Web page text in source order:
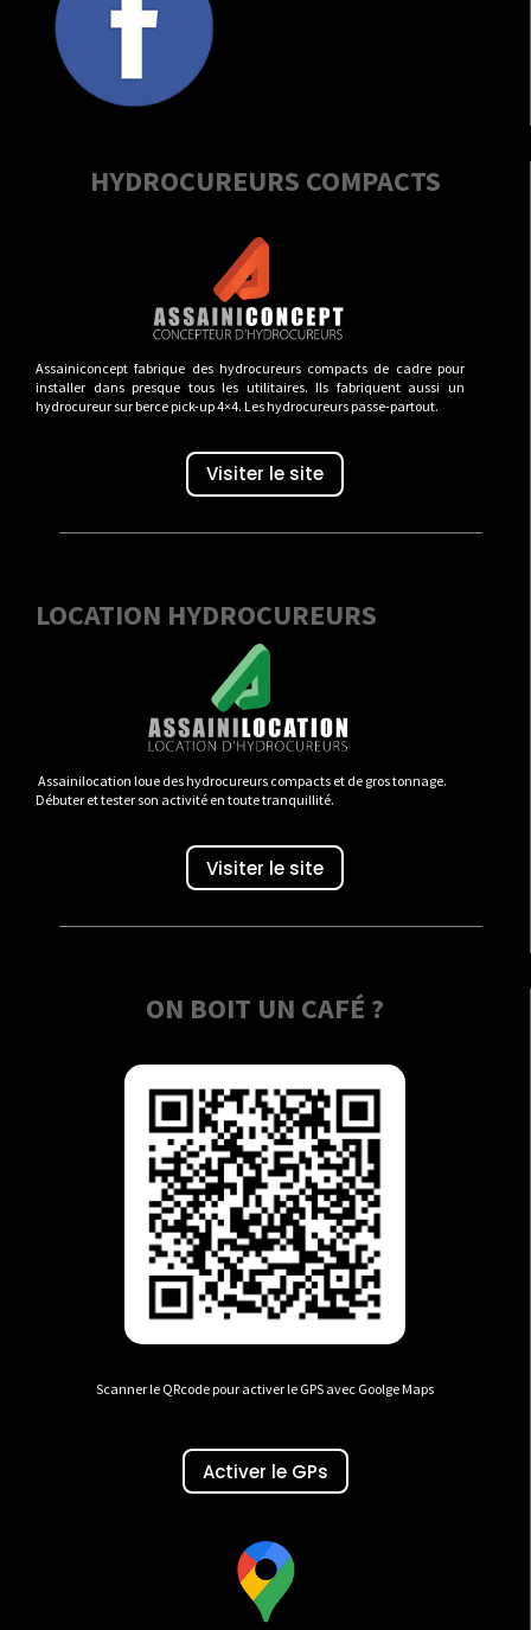
HYDROCUREURS COMPACTS
Assainiconcept fabrique des hydrocureurs compacts de cadre pour
installer dans presque tous les utilitaires. Ils fabriquent aussi un
hydrocureur sur berce pick-up 4×4. Les hydrocureurs passe-partout.
Visiter le site
LOCATION HYDROCUREURS
Assainilocation loue des hydrocureurs compacts et de gros tonnage.
Débuter et tester son activité en toute tranquillité.
Visiter le site
ON BOIT UN CAFÉ ?
Scanner le QRcode pour activer le GPS avec Goolge Maps
Activer le GPs